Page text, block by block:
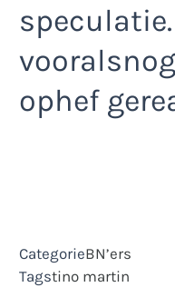
ophef
CategorieBN’ers
Tagstino martin